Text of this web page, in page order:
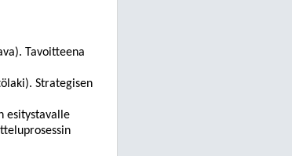
Tavoitteena
Strategisen
esitystavalle